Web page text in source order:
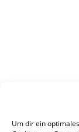
Um dir ein